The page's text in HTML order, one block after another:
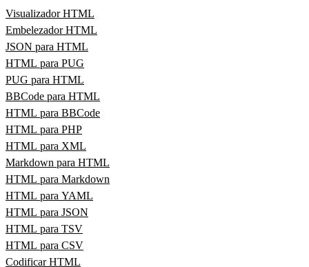
Visualizador HTML
Embelezador HTML
JSON para HTML
HTML para PUG
PUG para HTML
BBCode para HTML
HTML para BBCode
HTML para PHP
HTML para XML
Markdown para HTML
HTML para Markdown
HTML para YAML
HTML para JSON
HTML para TSV
HTML para CSV
Codificar HTML